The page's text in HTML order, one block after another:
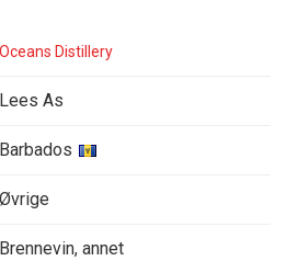
Oceans Distillery
Lees As
Barbados
Øvrige
Brennevin, annet